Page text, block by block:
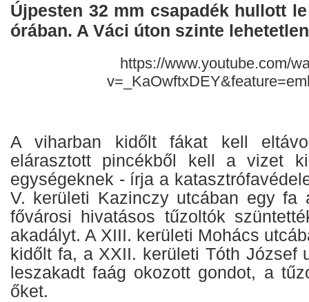
Újpesten 32 mm csapadék hullott
órában. A Váci úton szinte
https://www.youtube.com/
A viharban kidőlt fákat kell
elárasztott pincékből kell a vizet
egységeknek - írja a
V. kerületi Kazinczy utcában egy fa
fővárosi hivatásos tűzoltók
akadályt. A XIII. kerületi Mohács
kidőlt fa, a XXII. kerületi Tóth József
leszakadt faág okozott gondot, a
őket.